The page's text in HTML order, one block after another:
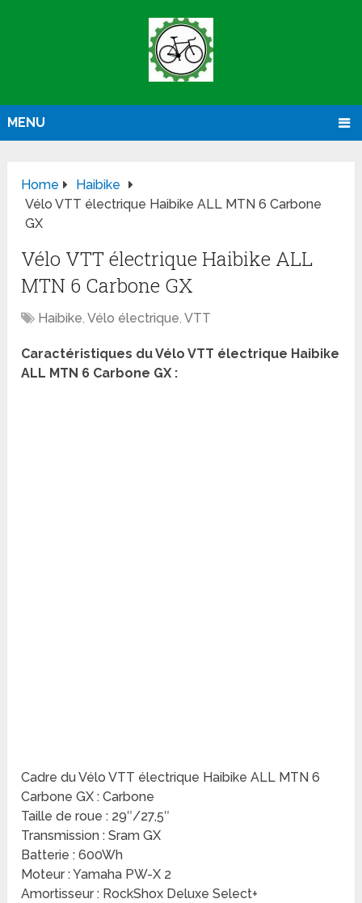
MENU
Home
Haibike
Vélo VTT électrique Haibike ALL MTN 6 Carbone
GX
Vélo VTT électrique Haibike ALL
MTN 6 Carbone GX
Haibike,Vélo électrique,VTT
Caractéristiques du Vélo VTT électrique Haibike
ALL MTN 6 Carbone GX :
Cadre du Vélo VTT électrique Haibike ALL MTN 6
Carbone GX : Carbone
Taille de roue : 29″/27,5″
Transmission : Sram GX
Batterie : 600Wh
Moteur : Yamaha PW-X 2
Amortisseur : RockShox Deluxe Select+